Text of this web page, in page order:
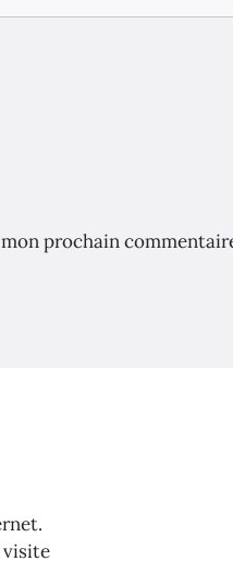
prochain
visite